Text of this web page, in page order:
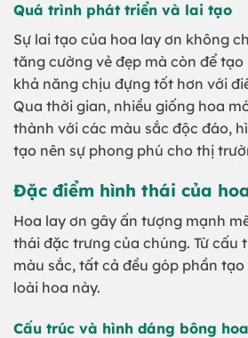
Quá trình phát triển và lai tạo
Sự lai tạo của hoa lay ơn không
tăng cường vẻ đẹp mà còn để
khả năng chịu đựng tốt hơn với
Qua thời gian, nhiều giống hoa
thành với các màu sắc độc đáo,
tạo nên sự phong phú cho thị
Đặc điểm hình thái của
Hoa lay ơn gây ấn tượng mạnh
thái đặc trưng của chúng. Từ cấu
màu sắc, tất cả đều góp phần
loài hoa này.
Cấu trúc và hình dáng bông hoa